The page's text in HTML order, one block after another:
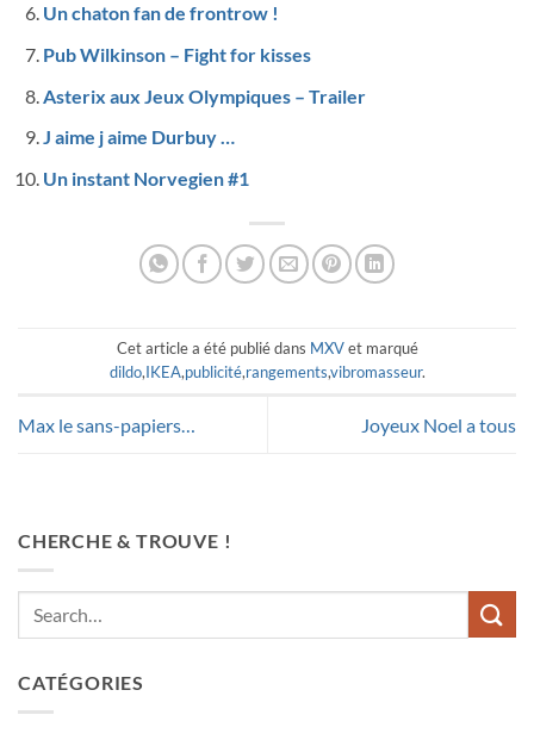
Un chaton fan de frontrow !
Pub Wilkinson – Fight for kisses
Asterix aux Jeux Olympiques – Trailer
J aime j aime Durbuy …
Un instant Norvegien #1
Cet article a été publié dans MXVet marqué
dildo,IKEA,publicité,rangements,vibromasseur.
Max le sans-papiers… Joyeux Noel a tous
CHERCHE & TROUVE !
CATÉGORIES